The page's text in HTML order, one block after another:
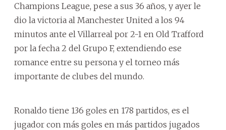
Champions League, pese a sus 36 años, y ayer le
dio la victoria al Manchester United a los 94
minutos ante el Villarreal por 2-1 en Old Trafford
por la fecha 2 del Grupo F, extendiendo ese
romance entre su persona y el torneo más
importante de clubes del mundo.
Ronaldo tiene 136 goles en 178 partidos, es el
jugador con más goles en más partidos jugados